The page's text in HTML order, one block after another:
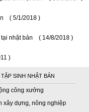
( 5/1/2018 )
nhật bản ( 14/8/2018 )
)
SINH NHẬT BẢN
công xưởng
xây dựng, nông nghiệp